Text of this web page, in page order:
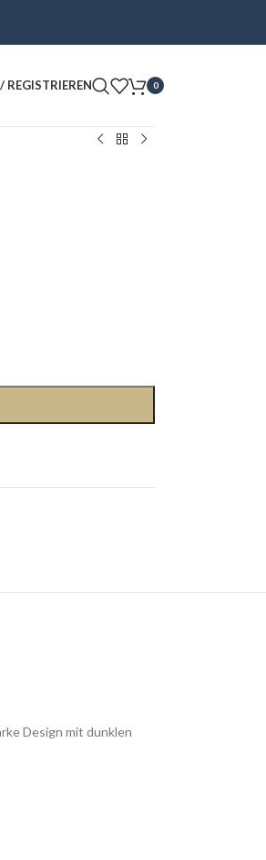
REGISTRIEREN 0
Design mit dunklen